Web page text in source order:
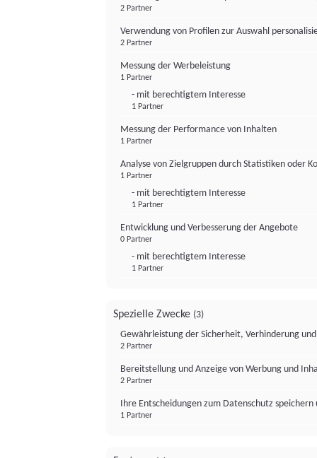
2 Partner
Verwendung von Profilen zur Auswahl
2 Partner
Messung der Werbeleistung
1 Partner
- mit berechtigtem Interesse
1 Partner
Messung der Performance von Inhalten
1 Partner
Analyse von Zielgruppen durch Statistiken oder
1 Partner
- mit berechtigtem Interesse
1 Partner
Entwicklung und Verbesserung der Angebote
0 Partner
- mit berechtigtem Interesse
1 Partner
Spezielle Zwecke (3)
Gewährleistung der Sicherheit, Verhinderung
2 Partner
Bereitstellung und Anzeige von Werbung und
2 Partner
Ihre Entscheidungen zum Datenschutz
1 Partner